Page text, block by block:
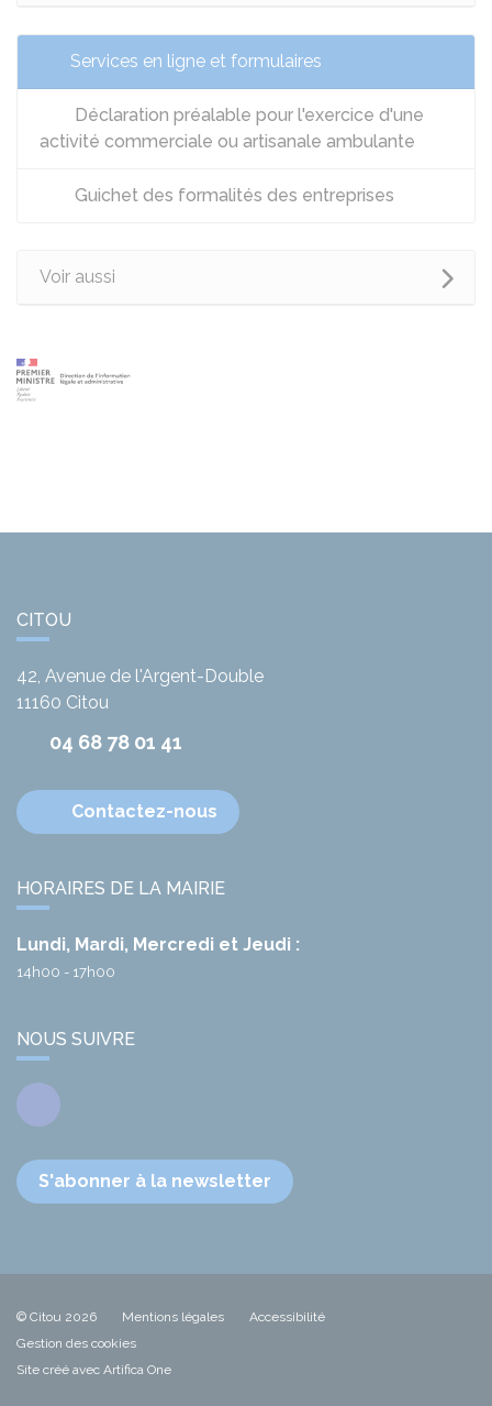
Services en ligne et formulaires
Déclaration préalable pour l'exercice d'une
activité commerciale ou artisanale ambulante
Guichet des formalités des entreprises
Voir aussi
CITOU
42, Avenue de l'Argent-Double
11160 Citou
04 68 78 01 41
Contactez-nous
HORAIRES DE LA MAIRIE
Lundi, Mardi, Mercredi et Jeudi :
14h00 - 17h00
NOUS SUIVRE
Facebook
S'abonner à la newsletter
© Citou 2026 Mentions légales
Accessibilité
Gestion des cookies
Site créé avec Artifica One